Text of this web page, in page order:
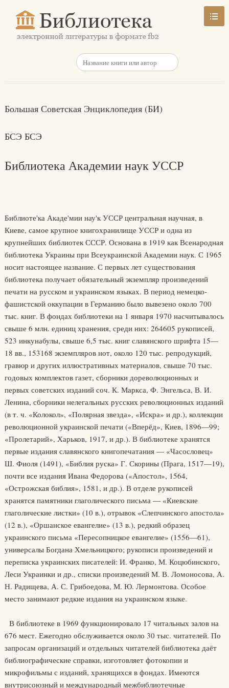
Большая Советская Энциклопедия (БИ)
БСЭ БСЭ
Библиотека Академии наук УССР
Библиоте'ка Акаде'мии нау'к УССР центральная научная, в
Киеве, самое крупное книгохранилище УССР и одна из
крупнейших библиотек СССР. Основана в 1919 как Всенародная
библиотека Украины при Всеукраинской Академии наук. С 1965
носит настоящее название. С первых лет существования
библиотека получает обязательный экземпляр произведений
печати на русском и украинском языках. В период немецко-
фашистской оккупации в Германию было вывезено около 700
тыс. книг. В фондах библиотеки на 1 января 1970 насчитывалось
свыше 6 млн. единиц хранения, среди них: 264605 рукописей,
523 инкунабулы, свыше 6,5 тыс. книг славянского шрифта 15—
18 вв., 153168 экземпляров нот, около 120 тыс. репродукций,
гравюр и других иллюстративных материалов, свыше 70 тыс.
годовых комплектов газет, сборники дореволюционных и
первых советских изданий соч. К. Маркса, Ф. Энгельса, В. И.
Ленина, сборники нелегальных русских революционных изданий
(в т. ч. «Колокол», «Полярная звезда», «Искра» и др.), коллекции
революционной украинской печати («Вперёд», Киев, 1896—99;
«Пролетарий», Харьков, 1917, и др.). В библиотеке хранятся
первые издания славянского книгопечатания — «Часословец»
Ш. Фиоля (1491), «Библия руска» Г. Скорины (Прага, 1517—19),
почти все издания Ивана Федорова («Апостол», 1564,
«Острожская библия», 1581, и др.). В отделе рукописей
хранятся памятники глаголического письма — «Киевские
глаголические листки» (10 в.), отрывок «Слепчинского апостола»
(12 в.), «Оршанское евангелие» (13 в.), редкий образец
украинского письма «Пересопницкое евангелие» (1556—61),
универсалы Богдана Хмельницкого; рукописи произведений и
переписка украинских писателей: И. Франко, М. Коцюбинского,
Леси Украинки и др., списки произведений М. В. Ломоносова, А.
Н. Радищева, А. С. Грибоедова, М. Ю. Лермонтова. Особое
место занимают редкие издания на украинском языке.
В библиотеке в 1969 функционировало 17 читальных залов на
676 мест. Ежегодно обслуживается около 30 тыс. читателей. По
запросам организаций и отдельных читателей библиотека даёт
библиографические справки, изготовляет фотокопии и
микрофильмы с изданий, хранящихся в фондах. Имеются
внутрисоюзный и международный межбиблиотечные